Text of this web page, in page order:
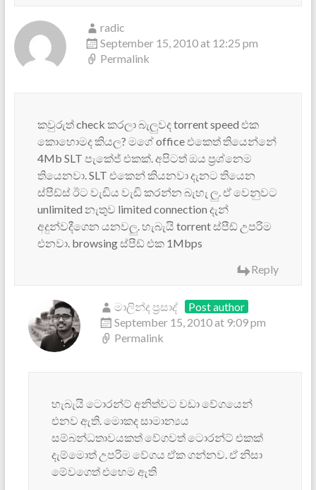
radic
September 15, 2010 at 12:25 pm
Permalink
කවුරුත් check කරලා බැලුවද torrent speed එක
කොහොමද කියල? මගේ office එකෙත් තියෙන්නේ
4Mb SLT පැකේජ් එකක්. අපිටත් ඔය ප්‍රශ්නෙම
තියෙනවා. SLT එකෙන් කියනවා දැනට තියෙන
ස්පීඩ්ස් ඊට වැඩිය වැඩි කරන්න බැහැ ලු. ඒ වෙනුවට
unlimited නැතුව limited connection දැන්
අදුන්වදීගෙන යනවලු. හැබැයි torrent ස්පීඩ් උපරිම
එනවා. browsing ස්පීඩ් එක 1Mbps
Reply
මාලින්ද ප්‍රසාද්
Post author
September 15, 2010 at 9:09 pm
Permalink
හැබැයි ටොරන්ට් අනිත්වට වඩා වේගයෙන්
එනව ඇති. මොකද සාමාන්‍යය
සම්බන්ධතාවයකත් වේගවත් ටොරන්ට් එකක්
දැම්මොත් උපරිම වේගය ඒක ගන්නව. ඒ නිසා
මේවගෙත් එහෙම ඇති